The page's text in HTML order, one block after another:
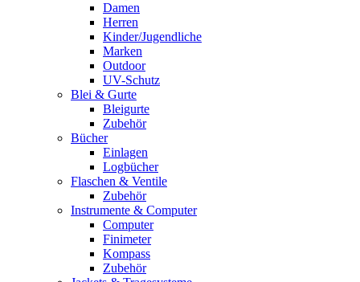
Damen
Herren
Kinder/Jugendliche
Marken
Outdoor
UV-Schutz
Blei & Gurte
Bleigurte
Zubehör
Bücher
Einlagen
Logbücher
Flaschen & Ventile
Zubehör
Instrumente & Computer
Computer
Finimeter
Kompass
Zubehör